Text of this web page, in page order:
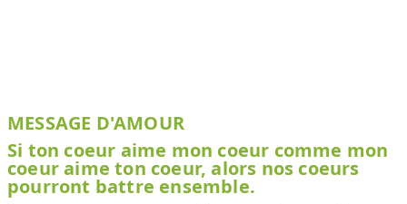
MESSAGE D'AMOUR
Si ton coeur aime mon coeur comme mon
coeur aime ton coeur, alors nos coeurs
pourront battre ensemble.